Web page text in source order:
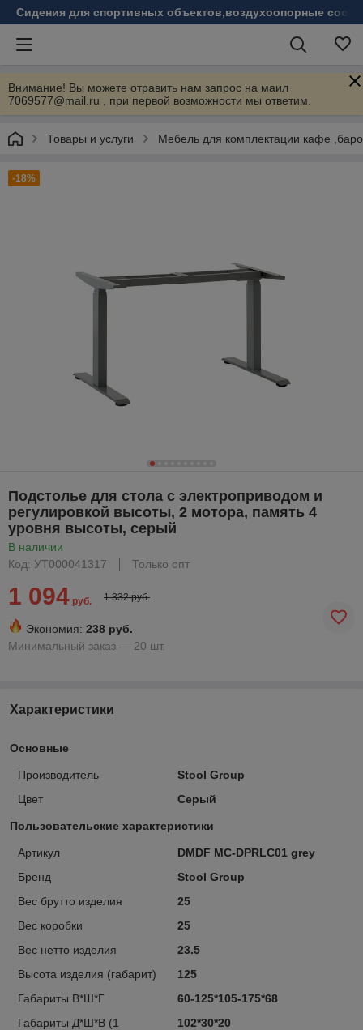
Сидения для спортивных объектов,воздухоопорные
Внимание! Вы можете отравить нам запрос на маил
7069577@mail.ru , при первой возможности мы ответим.
Товары и услуги Мебель для комплектации кафе
-18%
Подстолье для стола с электроприводом и
регулировкой высоты, 2 мотора, память 4
уровня высоты, серый
В наличии
Код: УТ000041317
Только опт
1 094 руб. 1 332 руб.
Экономия: 238 руб.
Минимальный заказ — 20 шт.
Характеристики
Основные
Производитель
Stool Group
Цвет
Серый
Пользовательские характеристики
Артикул
DMDF MC-DPRLC01 grey
Бренд
Stool Group
Вес брутто изделия
25
Вес коробки
25
Вес нетто изделия
23.5
Высота изделия (габарит)
125
Габариты В*Ш*Г
60-125*105-175*68
Габариты Д*Ш*В (1
102*30*20